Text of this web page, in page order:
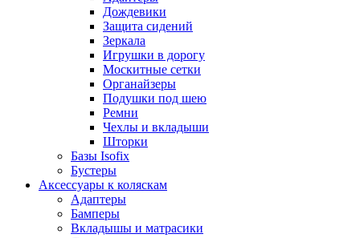
Дождевики
Защита сидений
Зеркала
Игрушки в дорогу
Москитные сетки
Органайзеры
Подушки под шею
Ремни
Чехлы и вкладыши
Шторки
Базы Isofix
Бустеры
Аксессуары к коляскам
Адаптеры
Бамперы
Вкладышы и матрасики